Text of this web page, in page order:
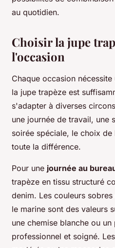
au quotidien.
Choisir la jupe
l'occasion
Chaque occasion
la jupe trapèze est
s'adapter à diverses
une journée de travail, une
soirée spéciale, le choix
toute la différence.
Pour une journée au
trapèze en tissu structuré
denim. Les couleurs
le marine sont des valeurs
une chemise blanche ou
professionnel et soigné.